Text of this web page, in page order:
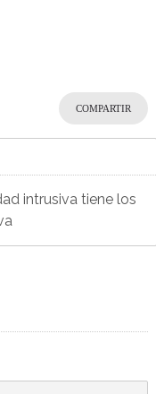
COMPARTIR
intrusiva tiene los